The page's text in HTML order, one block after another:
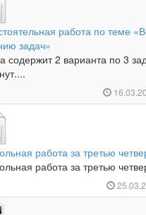
работа по теме
задач»
содержит 2 варианта по 3
работа за третью
работа за третью